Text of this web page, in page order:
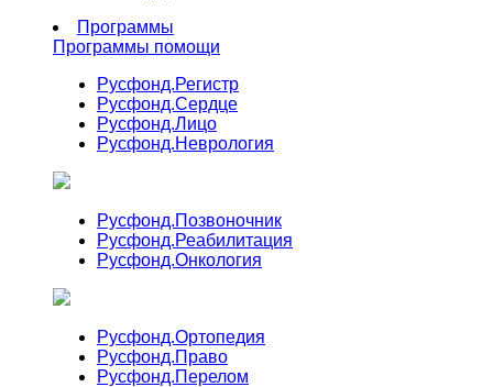
Программы
Программы помощи
Русфонд.Регистр
Русфонд.Сердце
Русфонд.Лицо
Русфонд.Неврология
Русфонд.Позвоночник
Русфонд.Реабилитация
Русфонд.Онкология
Русфонд.Ортопедия
Русфонд.Право
Русфонд.Перелом